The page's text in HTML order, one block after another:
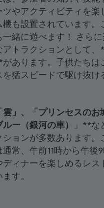
やアクティビティを楽
も設置されています。
一緒に遊べます！ さら
アトラクションとして、
があります。子供たちは
を猛スピードで駆け抜け
雲」、「プリンセスのお
ルー （銀河の車）
」**な
ョンが多数あります。
常、午前11時から午後
ィナーを楽しめるレス
す。